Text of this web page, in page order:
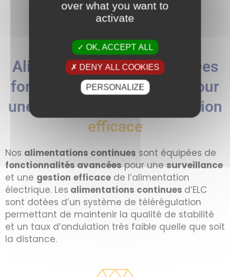
Alimentations continues : Des
fonctionnalitésavancées
pour
une surveillance et une gestion
efficace
Nos alimentations continues sont équipées de
fonctionnalités avancéespour unesurveillance
et une gestion efficace de l’alimentation
électrique. Les alimentations continues d’ELC
sont dotées d’un système de télérégulation
permettant de maintenir la qualité de stabilité
et un taux d’ondulation très faible quelle que soit
la distance.
over what you want to
activate
OK, ACCEPT ALL
DENY ALL COOKIES
PERSONALIZE